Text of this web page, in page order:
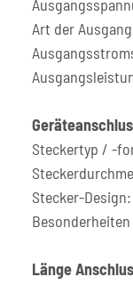
Art der
Steckertyp / -
Stecker-
Länge